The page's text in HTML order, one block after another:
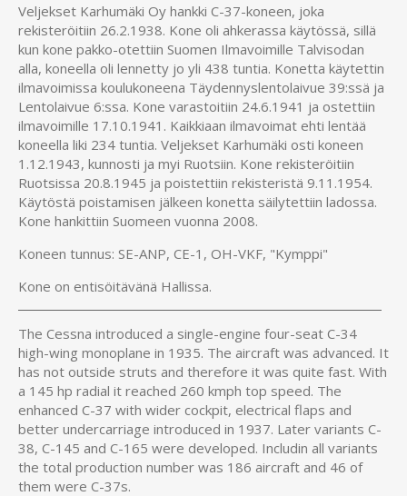
Veljekset Karhumäki Oy hankki C-37-koneen, joka
rekisteröitiin 26.2.1938. Kone oli ahkerassa käytössä, sillä
kun kone pakko-otettiin Suomen Ilmavoimille Talvisodan
alla, koneella oli lennetty jo yli 438 tuntia. Konetta käytettin
ilmavoimissa koulukoneena Täydennyslentolaivue 39:ssä ja
Lentolaivue 6:ssa. Kone varastoitiin 24.6.1941 ja ostettiin
ilmavoimille 17.10.1941. Kaikkiaan ilmavoimat ehti lentää
koneella liki 234 tuntia. Veljekset Karhumäki osti koneen
1.12.1943, kunnosti ja myi Ruotsiin. Kone rekisteröitiin
Ruotsissa 20.8.1945 ja poistettiin rekisteristä 9.11.1954.
Käytöstä poistamisen jälkeen konetta säilytettiin ladossa.
Kone hankittiin Suomeen vuonna 2008.
Koneen tunnus: SE-ANP, CE-1, OH-VKF, "Kymppi"
Kone on entisöitävänä Hallissa.
The Cessna introduced a single-engine four-seat C-34
high-wing monoplane in 1935. The aircraft was advanced. It
has not outside struts and therefore it was quite fast. With
a 145 hp radial it reached 260 kmph top speed. The
enhanced C-37 with wider cockpit, electrical flaps and
better undercarriage introduced in 1937. Later variants C-
38, C-145 and C-165 were developed. Includin all variants
the total production number was 186 aircraft and 46 of
them were C-37s.